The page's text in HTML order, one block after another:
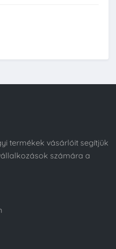
termékek vásárlóit segítjük
számára a